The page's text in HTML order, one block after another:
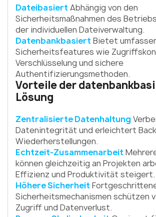
Dateibasiert Abhängig von den
Sicherheitsmaßnahmen des
der individuellen Dateiverwaltung.
Datenbankbasiert Bietet
Sicherheitsfeatures wie
Verschlüsselung und sichere
Authentifizierungsmethoden.
Vorteile der
Lösung
Zentralisierte Datenhaltung
Datenintegrität und erleichtert
Wiederherstellungen.
Echtzeit-Zusammenarbeit
können gleichzeitig an Projekten
Effizienz und Produktivität steigert.
Höhere Sicherheit
Sicherheitsmechanismen schützen
Zugriff und Datenverlust.